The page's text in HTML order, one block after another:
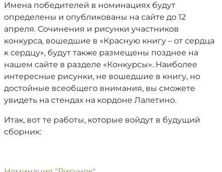
Имена победителей в номинациях будут
определены и опубликованы на сайте до 12
апреля. Сочинения и рисунки участников
конкурса, вошедшие в «Красную книгу – от сердца
к сердцу», будут также размещены позднее на
нашем сайте в разделе «Конкурсы». Наиболее
интересные рисунки, не вошедшие в книгу, но
достойные всеобщего внимания, вы сможете
увидеть на стендах на кордоне Лалетино.
Итак, вот те работы, которые войдут в будущий
сборник: